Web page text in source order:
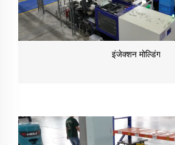
इंजेक्शन मोल्डिंग